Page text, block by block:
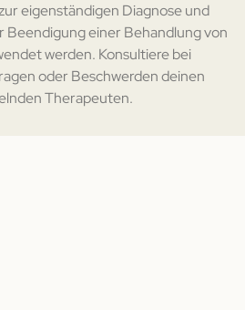
eigenständigen Diagnose und
Beendigung einer Behandlung von
werden. Konsultiere bei
oder Beschwerden deinen
Therapeuten.